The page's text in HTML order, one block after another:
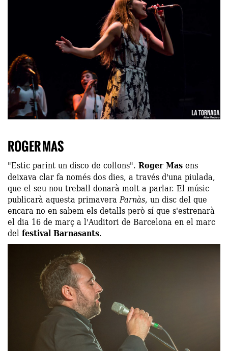
ROGER MAS
"Estic parint un disco de collons". Roger Masens
deixava clar fa només dos dies, a través d'una piulada,
que el seu nou treball donarà molt a parlar. El músic
publicarà aquesta primaveraParnàs, un disc del que
encara no en sabem els detalls però sí que s'estrenarà
el dia 16 de març a l'Auditori de Barcelona en el marc
delfestival Barnasants.